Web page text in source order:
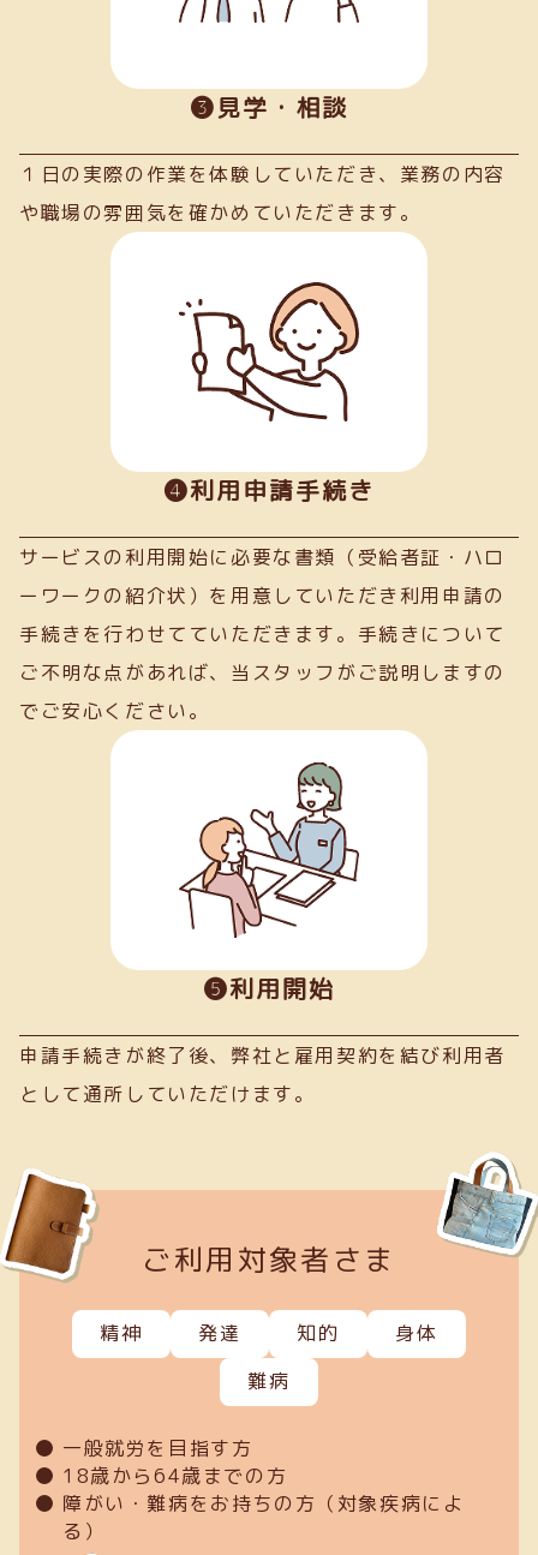
➌見学・相談
１日の実際の作業を体験していただき、業務の内容
や職場の雰囲気を確かめていただきます。
➍利用申請手続き
サービスの利用開始に必要な書類（受給者証・ハロ
ーワークの紹介状）を用意していただき利用申請の
手続きを行わせてていただきます。手続きについて
ご不明な点があれば、当スタッフがご説明しますの
でご安心ください。
❺利用開始
申請手続きが終了後、弊社と雇用契約を結び利用者
として通所していただけます。
ご利用対象者さま
精神 発達 知的
身体
難病
一般就労を目指す方
18歳から64歳までの方
障がい・難病をお持ちの方（対象疾病によ
る）